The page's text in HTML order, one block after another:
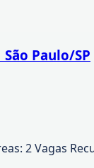
Paulo/SP
2 Vagas